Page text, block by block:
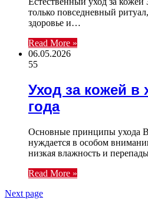
только повседневный
здоровье и…
Read More »
06.05.2026
55
Уход за кожей в
года
Основные принципы ухода В
нуждается в особом
низкая влажность и
Read More »
Next page